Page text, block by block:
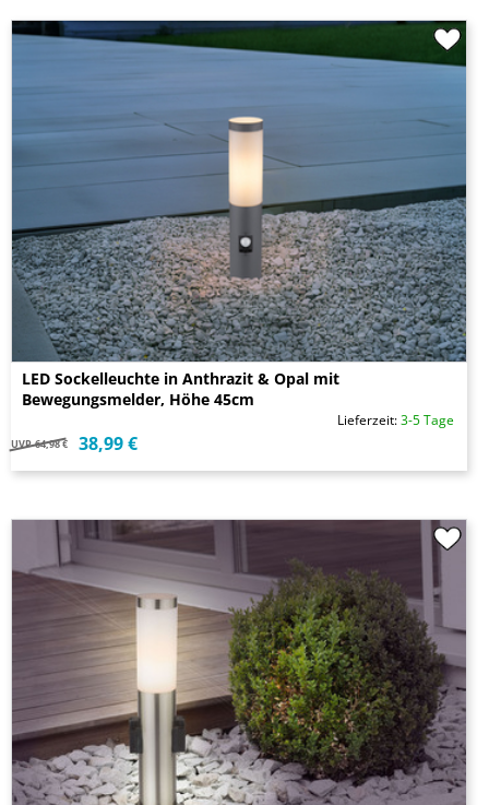
LED Sockelleuchte in Anthrazit & Opal mit
Bewegungsmelder, Höhe 45cm
Lieferzeit:3-5 Tage
UVP 64,98 € 38,99 €